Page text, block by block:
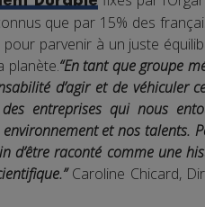
que par 15% des
parvenir à un juste
planète.“En tant que groupe
d’agir et de véhiculer
entreprises qui nous
et nos talents.
d’être raconté comme une
Caroline Chicard,